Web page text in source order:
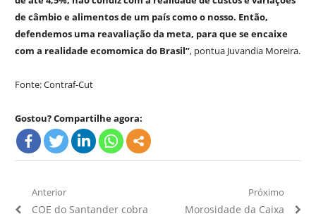
de câmbio e alimentos de um país como o nosso. Então,
defendemos uma reavaliação da meta, para que se encaixe
com a realidade ecomomica do Brasil”, pontua Juvandia Moreira.
Fonte: Contraf-Cut
Gostou? Compartilhe agora:
Navegação
Anterior
Artigo
COE do Santander cobra
Próximo
Próximo
Morosidade da Caixa